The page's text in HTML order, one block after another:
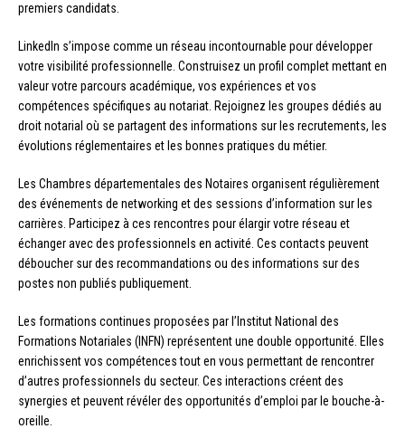
premiers candidats.
LinkedIn s’impose comme un réseau incontournable pour développer
votre visibilité professionnelle. Construisez un profil complet mettant en
valeur votre parcours académique, vos expériences et vos
compétences spécifiques au notariat. Rejoignez les groupes dédiés au
droit notarial où se partagent des informations sur les recrutements, les
évolutions réglementaires et les bonnes pratiques du métier.
Les Chambres départementales des Notaires organisent régulièrement
des événements de networking et des sessions d’information sur les
carrières. Participez à ces rencontres pour élargir votre réseau et
échanger avec des professionnels en activité. Ces contacts peuvent
déboucher sur des recommandations ou des informations sur des
postes non publiés publiquement.
Les formations continues proposées par l’Institut National des
Formations Notariales (INFN) représentent une double opportunité. Elles
enrichissent vos compétences tout en vous permettant de rencontrer
d’autres professionnels du secteur. Ces interactions créent des
synergies et peuvent révéler des opportunités d’emploi par le bouche-à-
oreille.